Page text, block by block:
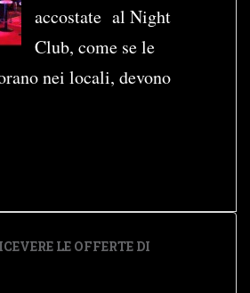
accostate al Night
Club, come se le
nei locali, devono
LE OFFERTE DI